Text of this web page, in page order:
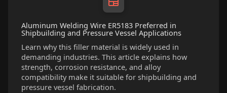
Aluminum Welding Wire ER5183 Preferred in
Shipbuilding and Pressure Vessel Applications
Learn why this filler material is widely used in
demanding industries. This article explains how
strength, corrosion resistance, and alloy
compatibility make it suitable for shipbuilding and
pressure vessel fabrication.